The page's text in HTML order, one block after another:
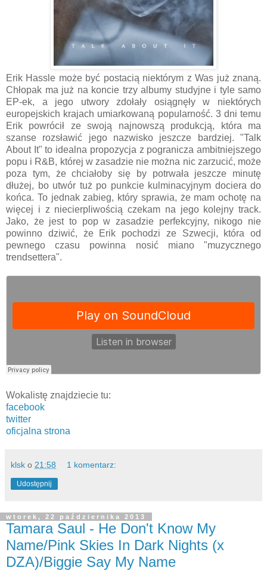
Erik Hassle może być postacią niektórym z Was już znaną.
Chłopak ma już na koncie trzy albumy studyjne i tyle samo
EP-ek, a jego utwory zdołały osiągnęły w niektórych
europejskich krajach umiarkowaną popularność. 3 dni temu
Erik powrócił ze swoją najnowszą produkcją, która ma
szanse rozsławić jego nazwisko jeszcze bardziej. "Talk
About It" to idealna propozycja z pogranicza ambitniejszego
popu i R&B, której w zasadzie nie można nic zarzucić, może
poza tym, że chciałoby się by potrwała jeszcze minutę
dłużej, bo utwór tuż po punkcie kulminacyjnym dociera do
końca. To jednak zabieg, który sprawia, że mam ochotę na
więcej i z niecierpliwością czekam na jego kolejny track.
Jako, że jest to pop w zasadzie perfekcyjny, nikogo nie
powinno dziwić, że Erik pochodzi ze Szwecji, która od
pewnego czasu powinna nosić miano "muzycznego
trendsettera".
Wokalistę znajdziecie tu:
facebook
twitter
oficjalna strona
klsk o 21:58 1 komentarz:
Udostępnij
wtorek, 22 października 2013
Tamara Saul - He Don't Know My
Name/Pink Skies In Dark Nights (x
DZA)/Biggie Say My Name